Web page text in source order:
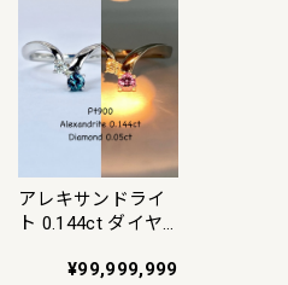
ア決済の場合）】
アレキサンドライ
ト 0.144ct ダイヤ
リング 10号【リフ
¥99,999,999